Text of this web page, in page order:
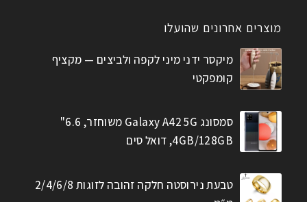
מוצרים אחרונים שהועלו
מיקסר ידני מיני לקפה ולביצים — מקציף
קומפקטי
סמסונג Galaxy A42 5G משוחזר, 6.6"
4GB/128GB, דואל סים
טבעת נירוסטה חלקה זהובה לזוגות 2/4/6/8